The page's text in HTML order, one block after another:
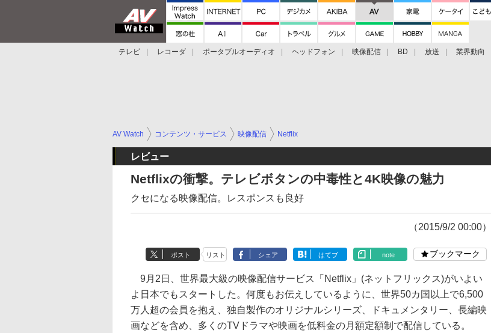
テレビ レコーダ ポータブルオーディオ ヘッドフォン 映像配信 BD 放送 業界動向
AV Watch コンテンツ・サービス 映像配信 Netflix
レビュー
Netflixの衝撃。テレビボタンの中毒性と4K映像の魅力
クセになる映像配信。レスポンスも良好
（2015/9/2 00:00）
ポスト リスト シェア はてブ note ブックマーク
9月2日、世界最大級の映像配信サービス「Netflix」(ネットフリックス)がいよい
よ日本でもスタートした。何度もお伝えしているように、世界50カ国以上で6,500
万人超の会員を抱え、独自製作のオリジナルシリーズ、ドキュメンタリー、長編映
画などを含め、多くのTVドラマや映画を低料金の月額定額制で配信している。